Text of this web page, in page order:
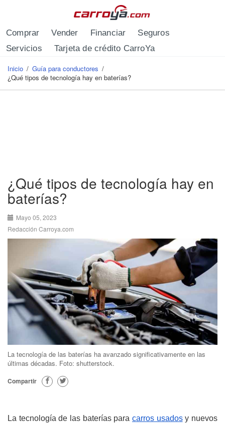
Comprar Vender Financiar
Seguros
Servicios
Tarjeta de crédito CarroYa
Se encuentra usted aquí
Inicio / Guía para conductores /
¿Qué tipos de tecnología hay en baterías?
¿Qué tipos de tecnología hay en
baterías?
Mayo 05, 2023
Redacción Carroya.com
La tecnología de las baterías ha avanzado significativamente en las
últimas décadas. Foto: shutterstock.
Compartir
La tecnología de las baterías para carros usados y nuevos